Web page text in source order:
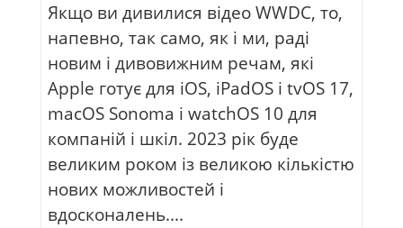
Якщо ви дивилися відео WWDC, то,
напевно, так само, як і ми, раді
новим і дивовижним речам, які
Apple готує для iOS, iPadOS і tvOS 17,
macOS Sonoma і watchOS 10 для
компаній і шкіл. 2023 рік буде
великим роком із великою кількістю
нових можливостей і
вдосконалень....